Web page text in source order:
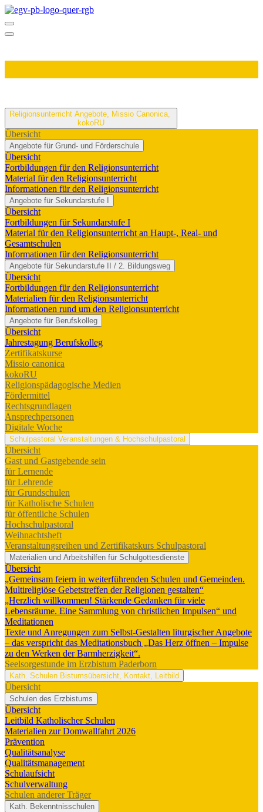
Religionsunterricht Angebote, Missio Canonica,
kokoRU
Übersicht
Angebote für Grund- und Förderschule
Übersicht
Fortbildungen für den Religionsunterricht
Material für den Religionsunterricht
Informationen für den Religionsunterricht
Angebote für Sekundarstufe I
Übersicht
Fortbildungen für Sekundarstufe I
Material für den Religionsunterricht an Haupt-, Real- und
Gesamtschulen
Informationen für den Religionsunterricht
Angebote für Sekundarstufe II / 2. Bildungsweg
Übersicht
Fortbildungen für den Religionsunterricht
Materialien für den Religionsunterricht
Informationen rund um den Religionsunterricht
Angebote für Berufskolleg
Übersicht
Jahrestagung Berufskolleg
Zertifikatskurse
Missio canonica
kokoRU
Religionspädagogische Medien
Fördermittel
Rechtsgrundlagen
Ansprechpersonen
Digitale Woche
Schulpastoral Veranstaltungen & Hochschulpastoral
Übersicht
Gast und Gastgebende sein
für Lernende
für Lehrende
für Grundschulen
für Katholische Schulen
für öffentliche Schulen
Hochschulpastoral
Weihnachtsheft
Veranstaltungsreihen und Zertifikatskurs Schulpastoral
Materialien und Arbeitshilfen für Schulgottesdienste
Übersicht
„Gemeinsam feiern in weiterführenden Schulen und Gemeinden.
Multireligiöse Gebetstreffen der Religionen gestalten“
„Herzlich willkommen! Stärkende Gedanken für viele
Lebensräume. Eine Sammlung von christlichen Impulsen“ und
Meditationen
Texte und Anregungen zum Selbst-Gestalten liturgischer Angebote
– das verspricht das Meditationsbuch „Das Herz öffnen – Impulse
zu den Werken der Barmherzigkeit“.
Seelsorgestunde im Erzbistum Paderborn
Kath. Schulen Bistumsübersicht, Kontakt, Leitbild
Übersicht
Schulen des Erzbistums
Übersicht
Leitbild Katholischer Schulen
Materialien zur Domwallfahrt 2026
Prävention
Qualitätsanalyse
Qualitätsmanagement
Schulaufsicht
Schulverwaltung
Schulen anderer Träger
Kath. Bekenntnisschulen